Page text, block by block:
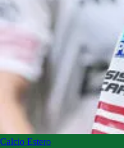
Calcio Estero